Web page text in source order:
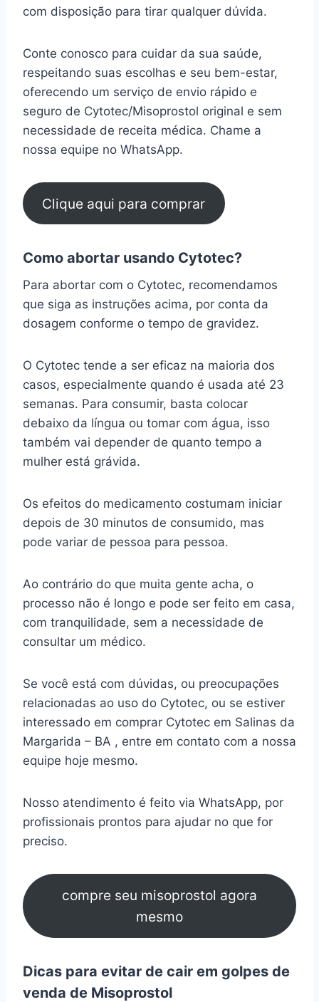
com disposição para tirar qualquer dúvida.
Conte conosco para cuidar da sua saúde,
respeitando suas escolhas e seu bem-estar,
oferecendo um serviço de envio rápido e
seguro de Cytotec/Misoprostol original e sem
necessidade de receita médica. Chame a
nossa equipe no WhatsApp.
Clique aqui para comprar
Como abortar usando Cytotec?
Para abortar com o Cytotec, recomendamos
que siga as instruções acima, por conta da
dosagem conforme o tempo de gravidez.
O Cytotec tende a ser eficaz na maioria dos
casos, especialmente quando é usada até 23
semanas. Para consumir, basta colocar
debaixo da língua ou tomar com água, isso
também vai depender de quanto tempo a
mulher está grávida.
Os efeitos do medicamento costumam iniciar
depois de 30 minutos de consumido, mas
pode variar de pessoa para pessoa.
Ao contrário do que muita gente acha, o
processo não é longo e pode ser feito em casa,
com tranquilidade, sem a necessidade de
consultar um médico.
Se você está com dúvidas, ou preocupações
relacionadas ao uso do Cytotec, ou se estiver
interessado em comprar Cytotec em Salinas da
Margarida – BA , entre em contato com a nossa
equipe hoje mesmo.
Nosso atendimento é feito via WhatsApp, por
profissionais prontos para ajudar no que for
preciso.
compre seu misoprostol agora
mesmo
Dicas para evitar de cair em golpes de
venda de Misoprostol